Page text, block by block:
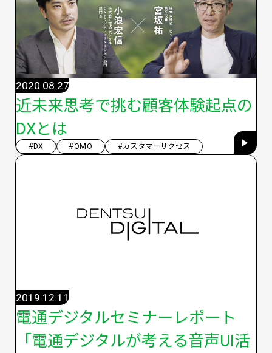
近未来思考で挑む顧客体験起点の
DXとは
2020.08.27
#DX #OMO #カスタマーサクセス
電通デジタルセミナーレポート
「電通デジタルが考える音声UI活
2019.12.11